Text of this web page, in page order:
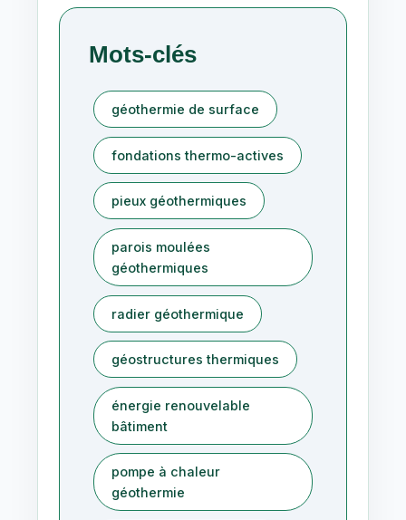
Mots-clés
géothermie de surface
fondations thermo-actives
pieux géothermiques
parois moulées
géothermiques
radier géothermique
géostructures thermiques
énergie renouvelable
bâtiment
pompe à chaleur
géothermie